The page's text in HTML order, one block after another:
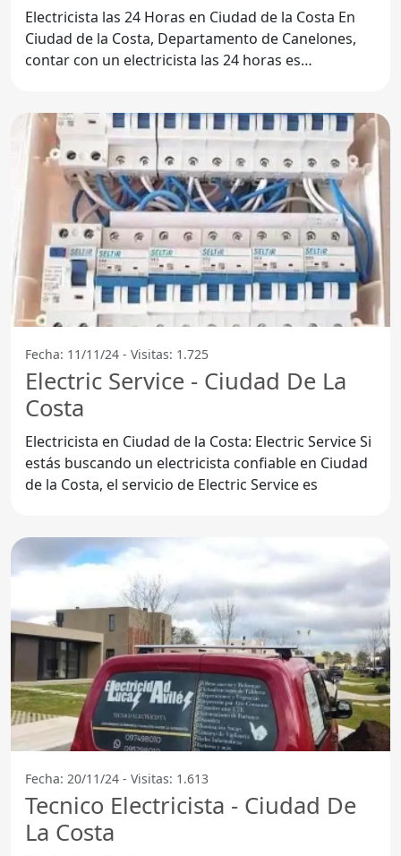
Electricista las 24 Horas en Ciudad de la Costa En
Ciudad de la Costa, Departamento de Canelones,
contar con un electricista las 24 horas es
Fecha: 11/11/24 - Visitas: 1.725
Electric Service - Ciudad De La
Costa
Electricista en Ciudad de la Costa: Electric Service Si
estás buscando un electricista confiable en Ciudad
de la Costa, el servicio de Electric Service es
Fecha: 20/11/24 - Visitas: 1.613
Tecnico Electricista - Ciudad De
La Costa